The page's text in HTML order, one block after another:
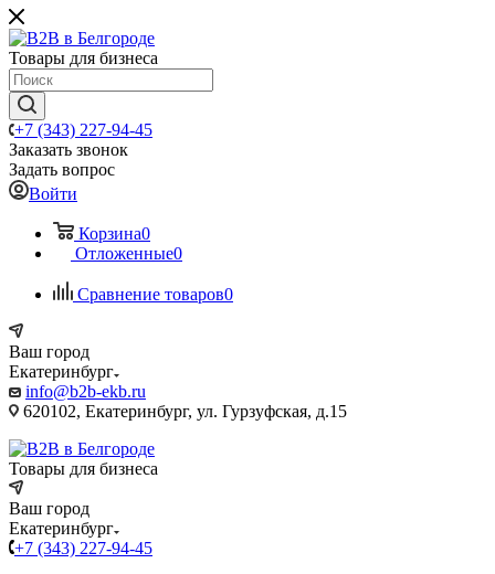
Товары для бизнеса
+7 (343) 227-94-45
Заказать звонок
Задать вопрос
Войти
Корзина0
Отложенные0
Сравнение товаров0
Ваш город
Екатеринбург
info@b2b-ekb.ru
620102, Екатеринбург, ул. Гурзуфская, д.15
Товары для бизнеса
Ваш город
Екатеринбург
+7 (343) 227-94-45